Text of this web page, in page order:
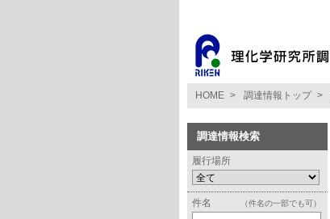
HOME > 調達情報トップ >
調達情報検索
履行場所
件名 （件名の一部でも可）